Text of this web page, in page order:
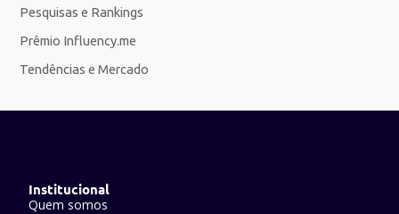
Pesquisas e Rankings
Prêmio Influency.me
Tendências e Mercado
Institucional
Quem somos